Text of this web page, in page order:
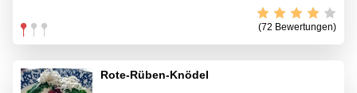
(72 Bewertungen)
Rote-Rüben-Knödel